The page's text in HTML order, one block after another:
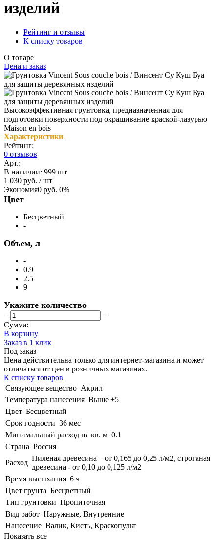
изделий
Рейтинг и отзывы
К списку товаров
О товаре
Цена и заказ
Высокоэффективная грунтовка, предназначенная для
подготовки поверхности под окрашивание краской-лазурью
Maison en bois
Характеристики
Рейтинг:
0 отзывов
Арт.:
В наличии: 999 шт
1 030 руб. / шт
Экономия0 руб. 0%
Цвет
Бесцветный
-
Объем, л
-
0.9
2.5
9
Укажите количество
−
+
Сумма:
В корзину
Заказ в 1 клик
Под заказ
Цена действительна только для интернет-магазина и может
отличаться от цен в розничных магазинах.
К списку товаров
Связующее вещество Акрил
Температура нанесения Выше +5
Цвет Бесцветный
Срок годности 36 мес
Минимальный расход на кв. м 0.1
Страна Россия
Расход
Пиленая древесина – от 0,165 до 0,25 л/м2, строганая
древесина - от 0,10 до 0,125 л/м2
Время высыхания 6 ч
Цвет грунта Бесцветный
Тип грунтовки Пропиточная
Вид работ Наружные, Внутренние
Нанесение Валик, Кисть, Краскопульт
Показать все